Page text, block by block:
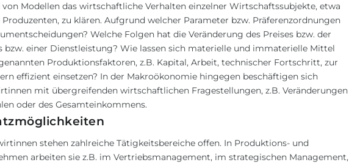
Modellen das wirtschaftliche Verhalten einzelner Wirtschaftssubjekte, etwa
zu klären. Aufgrund welcher Parameter bzw. Präferenzordnungen
Welche Folgen hat die Veränderung des Preises bzw. der
bzw. einer Dienstleistung? Wie lassen sich materielle und immaterielle Mittel
Produktionsfaktoren, z.B. Kapital, Arbeit, technischer Fortschritt, zur
effizient einsetzen? In der Makroökonomie hingegen beschäftigen sich
mit übergreifenden wirtschaftlichen Fragestellungen, z.B. Veränderungen
oder des Gesamteinkommens.
stehen zahlreiche Tätigkeitsbereiche offen. In Produktions- und
arbeiten sie z.B. im Vertriebsmanagement, im strategischen Management,